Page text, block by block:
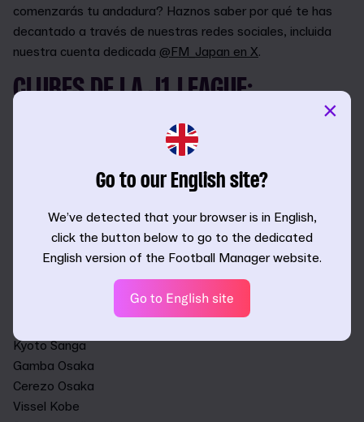
comenzarás tu andadura? Haznos saber por qué te has
decantado a través de nuestras redes sociales, incluida
nuestra cuenta dedicada @FM_Japan en X.
CLUBES DE LA J1 LEAGUE:
Hokkaido Consadole Sapporo
Kashiwa Reysol
Kawasaki Frontale
Yokohama F. Marinos
Yokohama FC
Kyoto Sanga
Gamba Osaka
Cerezo Osaka
Vissel Kobe
Go to our English site?
We’ve detected that your browser is in English,
click the button below to go to the dedicated
English version of the Football Manager website.
Go to English site
×